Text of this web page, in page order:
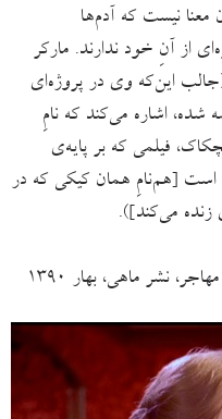
معنا نیست که آدم‌ها
از آنِ خود ندارند. مارکر
این‌که وی در پروژه‌ای
اشاره می‌کند که نامِ
فیلمی که بر پایه‌ی
است [هم‌نامِ همان کیکی که در
زنده می‌کند]).
نشر ماهی، بهار ١٣٩٠